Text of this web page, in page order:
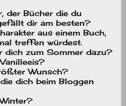
der Bücher die du
dir am besten?
aus einem Buch,
treffen würdest.
dich zum Sommer dazu?
Wunsch?
dich beim Bloggen